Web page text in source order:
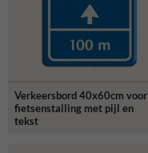
Verkeersbord 40x60cm voor
fietsenstalling met pijl en
tekst